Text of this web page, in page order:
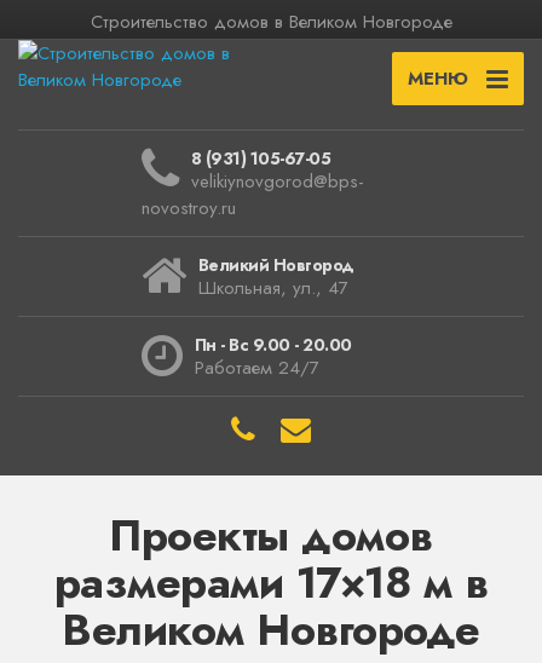
Строительство домов в Великом Новгороде
МЕНЮ
8 (931) 105-67-05
velikiynovgorod@bps-
novostroy.ru
Великий Новгород
Школьная, ул., 47
Пн - Вс 9.00 - 20.00
Работаем 24/7
Проекты домов
размерами 17×18 м в
Великом Новгороде